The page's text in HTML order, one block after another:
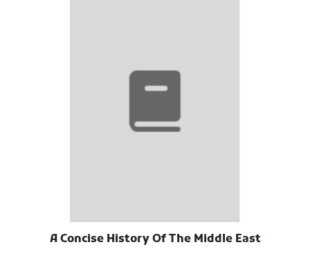
A Concise History Of The Middle East